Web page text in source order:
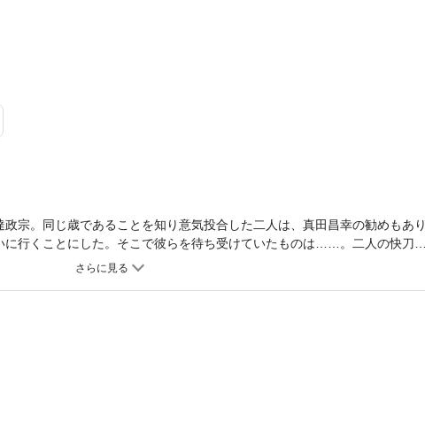
政宗。同じ歳であることを知り意気投合した二人は、真田昌幸の勧めもあり
行くことにした。そこで彼らを待ち受けていたものは……。二人の快刀乱